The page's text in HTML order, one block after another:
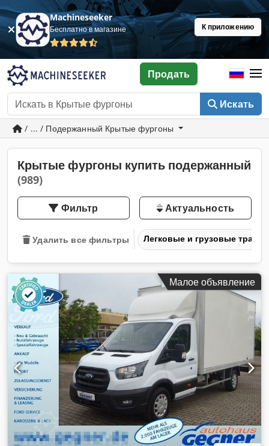
Machineseeker
Бесплатно в магазине К приложению
Искать
Продать
/ ... / Подержанный Крытые фургоны
Крытые фургоны купить подержанный
(989)
Фильтр Актуальность
Удалить все фильтры Легковые и грузовые
Малое объявление